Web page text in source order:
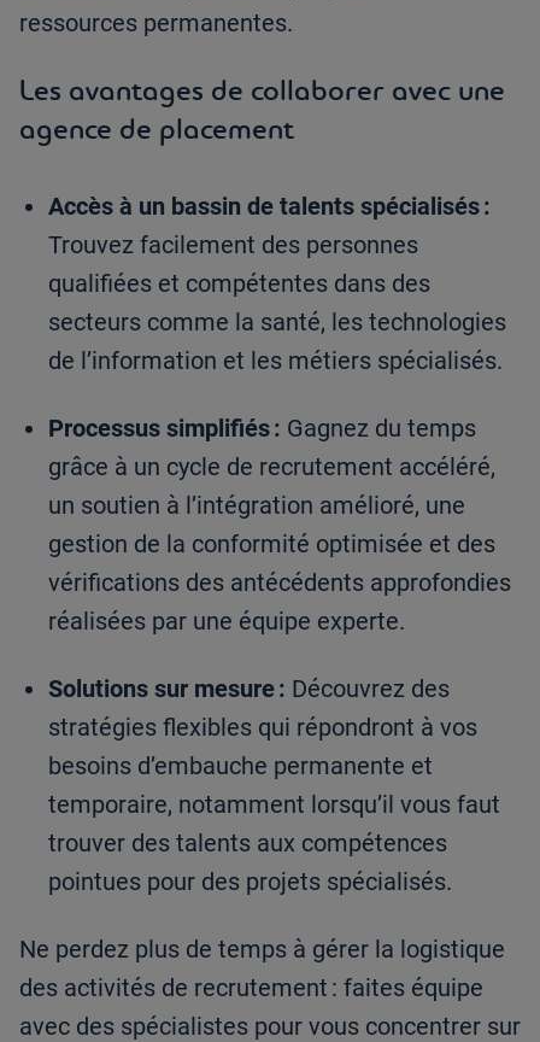
ressources permanentes.
Les avantages de collaborer avec une
agence de placement
Accès à un bassin de talents spécialisés :
Trouvez facilement des personnes
qualifiées et compétentes dans des
secteurs comme la santé, les technologies
de l’information et les métiers spécialisés.
Processus simplifiés : Gagnez du temps
grâce à un cycle de recrutement accéléré,
un soutien à l’intégration amélioré, une
gestion de la conformité optimisée et des
vérifications des antécédents approfondies
réalisées par une équipe experte.
Solutions sur mesure : Découvrez des
stratégies flexibles qui répondront à vos
besoins d’embauche permanente et
temporaire, notamment lorsqu’il vous faut
trouver des talents aux compétences
pointues pour des projets spécialisés.
Ne perdez plus de temps à gérer la logistique
des activités de recrutement : faites équipe
avec des spécialistes pour vous concentrer sur